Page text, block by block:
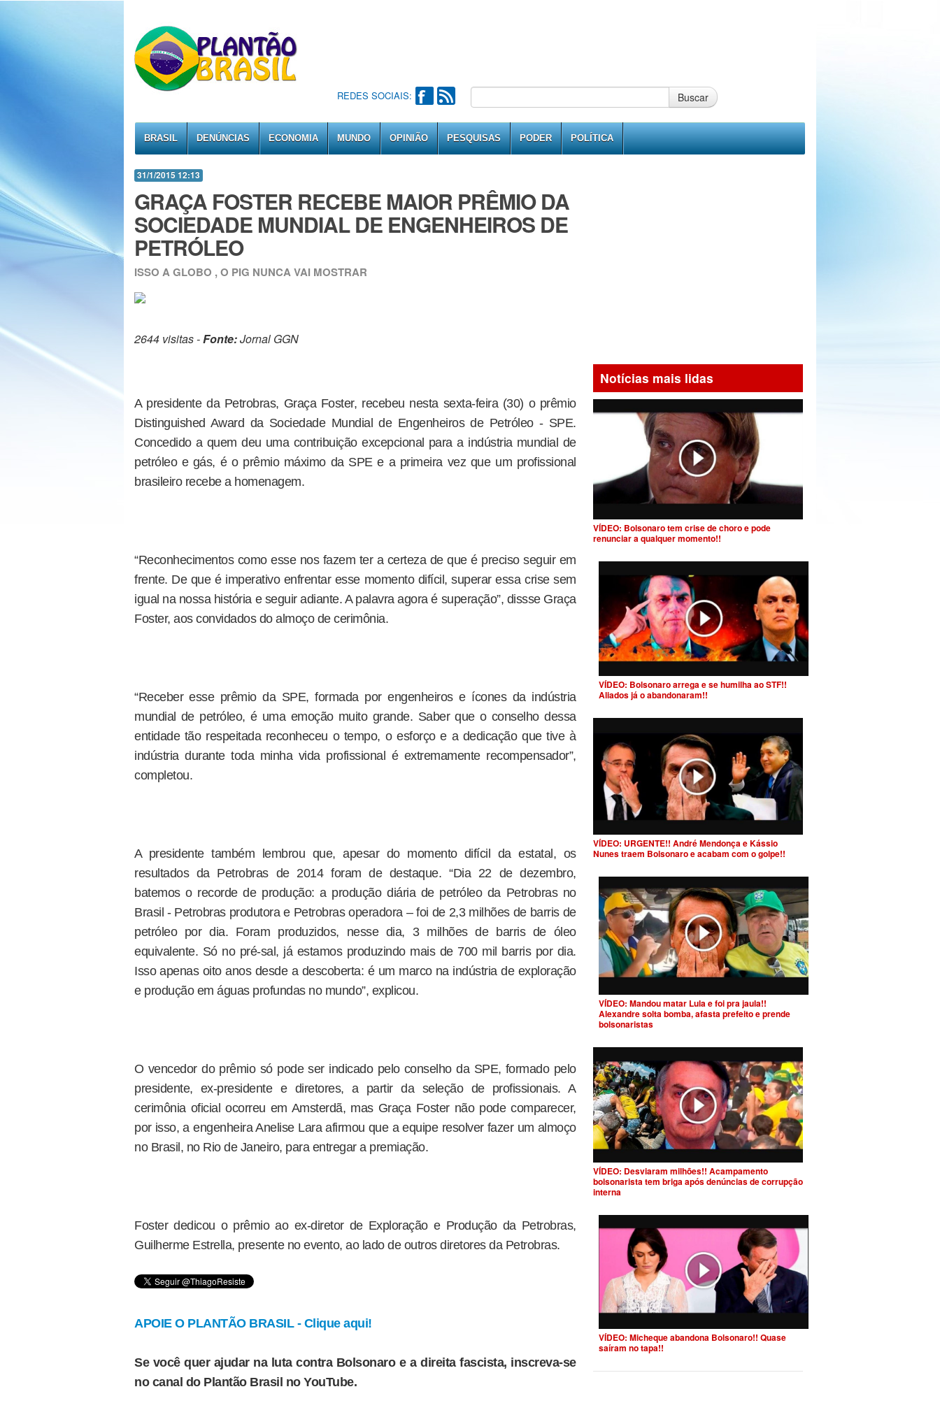
REDES SOCIAIS: Buscar
BRASIL DENÚNCIAS ECONOMIA MUNDO OPINIÃO PESQUISAS PODER POLÍTICA
31/1/2015 12:13
GRAÇA FOSTER RECEBE MAIOR PRÊMIO DA
SOCIEDADE MUNDIAL DE ENGENHEIROS DE
PETRÓLEO
ISSO A GLOBO , O PIG NUNCA VAI MOSTRAR
2644 visitas -Fonte:Jornal GGN
A presidente da Petrobras, Graça Foster, recebeu nesta sexta-feira (30) o prêmio
Distinguished Award da Sociedade Mundial de Engenheiros de Petróleo - SPE.
Concedido a quem deu uma contribuição excepcional para a indústria mundial de
petróleo e gás, é o prêmio máximo da SPE e a primeira vez que um profissional
brasileiro recebe a homenagem.
“Reconhecimentos como esse nos fazem ter a certeza de que é preciso seguir em
frente. De que é imperativo enfrentar esse momento difícil, superar essa crise sem
igual na nossa história e seguir adiante. A palavra agora é superação”, dissse Graça
Foster, aos convidados do almoço de cerimônia.
“Receber esse prêmio da SPE, formada por engenheiros e ícones da indústria
mundial de petróleo, é uma emoção muito grande. Saber que o conselho dessa
entidade tão respeitada reconheceu o tempo, o esforço e a dedicação que tive à
indústria durante toda minha vida profissional é extremamente recompensador”,
completou.
A presidente também lembrou que, apesar do momento difícil da estatal, os
resultados da Petrobras de 2014 foram de destaque. “Dia 22 de dezembro,
batemos o recorde de produção: a produção diária de petróleo da Petrobras no
Brasil - Petrobras produtora e Petrobras operadora – foi de 2,3 milhões de barris de
petróleo por dia. Foram produzidos, nesse dia, 3 milhões de barris de óleo
equivalente. Só no pré-sal, já estamos produzindo mais de 700 mil barris por dia.
Isso apenas oito anos desde a descoberta: é um marco na indústria de exploração
e produção em águas profundas no mundo”, explicou.
O vencedor do prêmio só pode ser indicado pelo conselho da SPE, formado pelo
presidente, ex-presidente e diretores, a partir da seleção de profissionais. A
cerimônia oficial ocorreu em Amsterdã, mas Graça Foster não pode comparecer,
por isso, a engenheira Anelise Lara afirmou que a equipe resolver fazer um almoço
no Brasil, no Rio de Janeiro, para entregar a premiação.
Foster dedicou o prêmio ao ex-diretor de Exploração e Produção da Petrobras,
Guilherme Estrella, presente no evento, ao lado de outros diretores da Petrobras.
APOIE O PLANTÃO BRASIL - Clique aqui!
Se você quer ajudar na luta contra Bolsonaro e a direita fascista, inscreva-se
no canal do Plantão Brasil no YouTube.
Notícias mais lidas
VÍDEO: Bolsonaro tem crise de choro e pode
renunciar a qualquer momento!!
VÍDEO: Bolsonaro arrega e se humilha ao STF!!
Aliados já o abandonaram!!
VÍDEO: URGENTE!! André Mendonça e Kássio
Nunes traem Bolsonaro e acabam com o golpe!!
VÍDEO: Mandou matar Lula e foi pra jaula!!
Alexandre solta bomba, afasta prefeito e prende
bolsonaristas
VÍDEO: Desviaram milhões!! Acampamento
bolsonarista tem briga após denúncias de corrupção
interna
VÍDEO: Micheque abandona Bolsonaro!! Quase
saíram no tapa!!